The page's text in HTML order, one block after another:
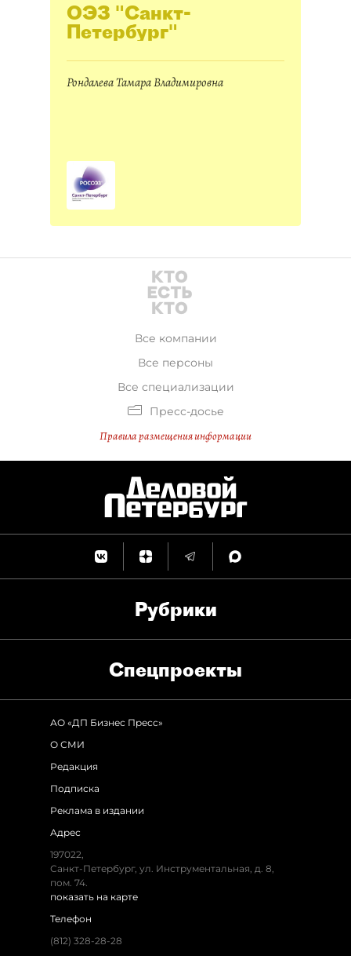
ОЭЗ "Санкт-
Петербург"
Рондалева Тамара Владимировна
Все компании
Все персоны
Все специализации
Пресс-досье
Правила размещения информации
Рубрики
Спец­проекты
АО «ДП Бизнес Пресс»
О СМИ
Редакция
Подписка
Реклама в издании
Адрес
197022,
Санкт-Петербург, ул. Инструментальная, д. 8,
пом. 74.
показать на карте
Телефон
(812) 328-28-28